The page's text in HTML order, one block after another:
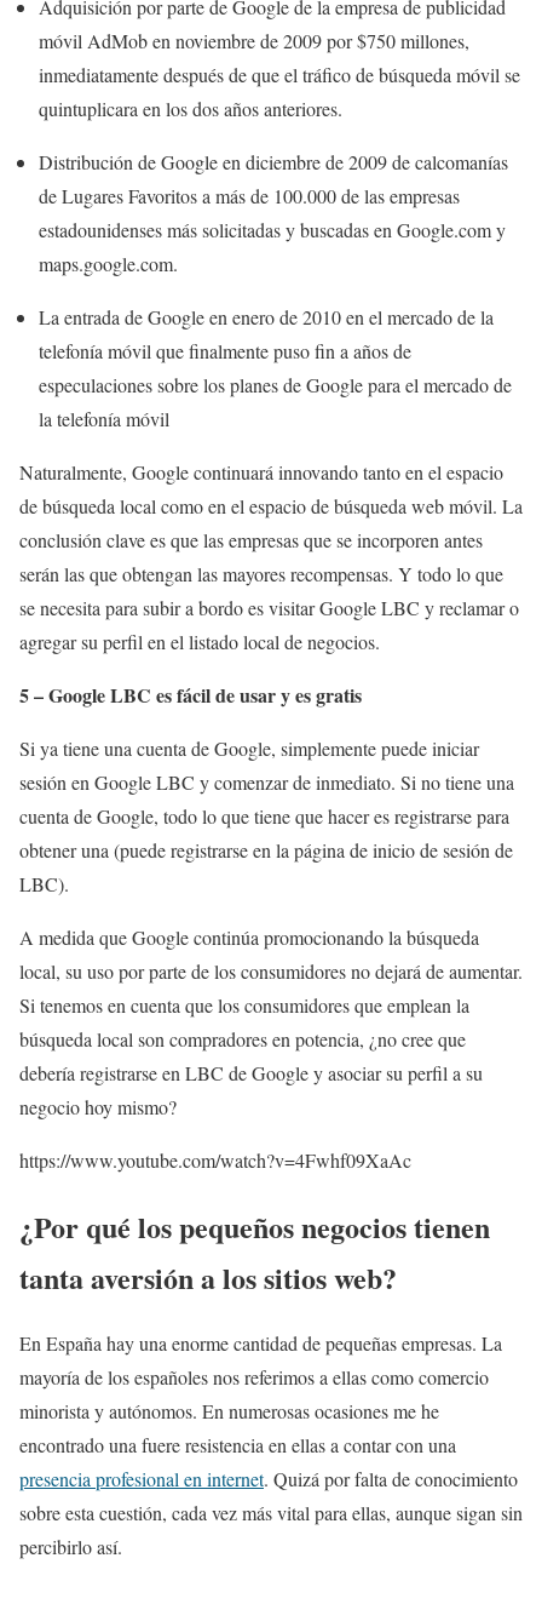
Adquisición por parte de Google de la empresa de publicidad
móvil AdMob en noviembre de 2009 por $750 millones,
inmediatamente después de que el tráfico de búsqueda móvil se
quintuplicara en los dos años anteriores.
Distribución de Google en diciembre de 2009 de calcomanías
de Lugares Favoritos a más de 100.000 de las empresas
estadounidenses más solicitadas y buscadas en Google.com y
maps.google.com.
La entrada de Google en enero de 2010 en el mercado de la
telefonía móvil que finalmente puso fin a años de
especulaciones sobre los planes de Google para el mercado de
la telefonía móvil
Naturalmente, Google continuará innovando tanto en el espacio
de búsqueda local como en el espacio de búsqueda web móvil. La
conclusión clave es que las empresas que se incorporen antes
serán las que obtengan las mayores recompensas. Y todo lo que
se necesita para subir a bordo es visitar Google LBC y reclamar o
agregar su perfil en el listado local de negocios.
5 – Google LBC es fácil de usar y es gratis
Si ya tiene una cuenta de Google, simplemente puede iniciar
sesión en Google LBC y comenzar de inmediato. Si no tiene una
cuenta de Google, todo lo que tiene que hacer es registrarse para
obtener una (puede registrarse en la página de inicio de sesión de
LBC).
A medida que Google continúa promocionando la búsqueda
local, su uso por parte de los consumidores no dejará de aumentar.
Si tenemos en cuenta que los consumidores que emplean la
búsqueda local son compradores en potencia, ¿no cree que
debería registrarse en LBC de Google y asociar su perfil a su
negocio hoy mismo?
https://www.youtube.com/watch?v=4Fwhf09XaAc
¿Por qué los pequeños negocios tienen
tanta aversión a los sitios web?
En España hay una enorme cantidad de pequeñas empresas. La
mayoría de los españoles nos referimos a ellas como comercio
minorista y autónomos. En numerosas ocasiones me he
encontrado una fuere resistencia en ellas a contar con una
presencia profesional en internet. Quizá por falta de conocimiento
sobre esta cuestión, cada vez más vital para ellas, aunque sigan sin
percibirlo así.